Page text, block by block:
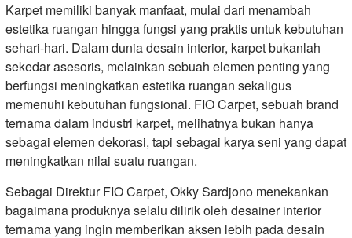
Karpet memiliki banyak manfaat, mulai dari menambah
estetika ruangan hingga fungsi yang praktis untuk kebutuhan
sehari-hari. Dalam dunia desain interior, karpet bukanlah
sekedar asesoris, melainkan sebuah elemen penting yang
berfungsi meningkatkan estetika ruangan sekaligus
memenuhi kebutuhan fungsional. FIO Carpet, sebuah brand
ternama dalam industri karpet, melihatnya bukan hanya
sebagai elemen dekorasi, tapi sebagai karya seni yang dapat
meningkatkan nilai suatu ruangan.
Sebagai Direktur FIO Carpet, Okky Sardjono menekankan
bagaimana produknya selalu dilirik oleh desainer interior
ternama yang ingin memberikan aksen lebih pada desain